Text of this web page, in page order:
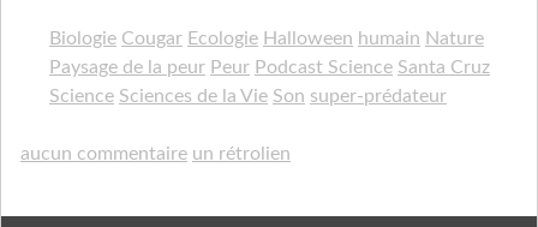
Biologie Cougar Ecologie Halloween humain Nature
Paysage de la peur Peur Podcast Science Santa Cruz
Science Sciences de la Vie Son super-prédateur
aucun commentaire un rétrolien